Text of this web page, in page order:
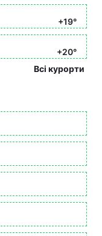
+19°
+20°
Всі курорти